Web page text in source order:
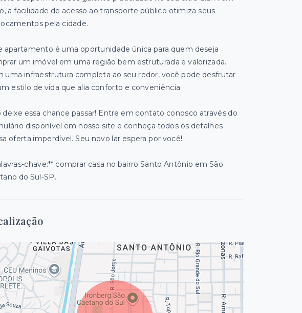
a facilidade de acesso ao transporte público otimiza seus
pela cidade.
apartamento é uma oportunidade única para quem deseja
um imóvel em uma região bem estruturada e valorizada.
uma infraestrutura completa ao seu redor, você pode desfrutar
estilo de vida que alia conforto e conveniência.
deixe essa chance passar! Entre em contato conosco através do
disponível em nosso site e conheça todos os detalhes
oferta imperdível. Seu novo lar espera por você!
chave:** comprar casa no bairro Santo Antônio em São
do Sul-SP.